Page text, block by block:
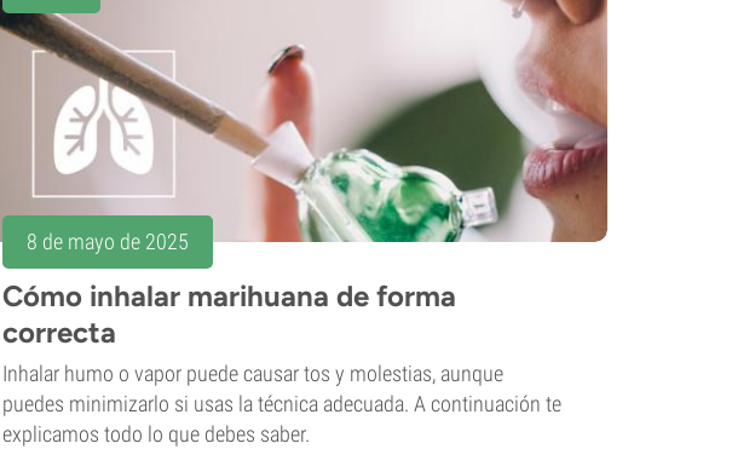
8 de mayo de 2025
Cómo inhalar marihuana de forma
correcta
Inhalar humo o vapor puede causar tos y molestias, aunque
puedes minimizarlo si usas la técnica adecuada. A continuación te
explicamos todo lo que debes saber.